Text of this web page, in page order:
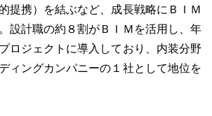
提携）を結ぶなど、成長戦略にＢＩＭ
設計職の約８割がＢＩＭを活用し、年
ロジェクトに導入しており、内装分野
ィングカンパニーの１社として地位を